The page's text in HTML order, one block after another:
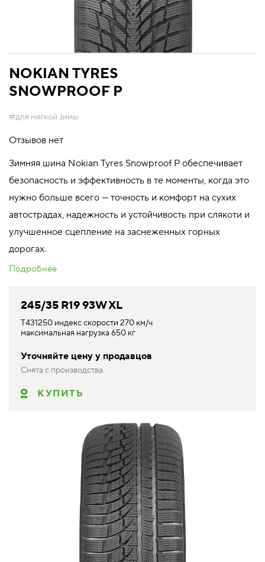
NOKIAN TYRES
SNOWPROOF P
#для мягкой зимы
Отзывов нет
Зимняя шина Nokian Tyres Snowproof P обеспечивает
безопасность и эффективность в те моменты, когда это
нужно больше всего — точность и комфорт на сухих
автострадах, надежность и устойчивость при слякоти и
улучшенное сцепление на заснеженных горных
дорогах.
Подробнее
245/35 R19 93W XL
T431250 индекс скорости 270 км/ч
максимальная нагрузка 650 кг
Уточняйте цену у продавцов
Снята с производства
КУПИТЬ